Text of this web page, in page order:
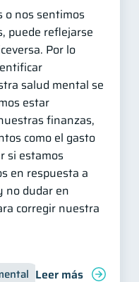
o nos sentimos
puede reflejarse
Por lo
salud mental se
estar
finanzas,
como el gasto
si estamos
en respuesta a
no dudar en
corregir nuestra
Inclusión financiera
Leer más